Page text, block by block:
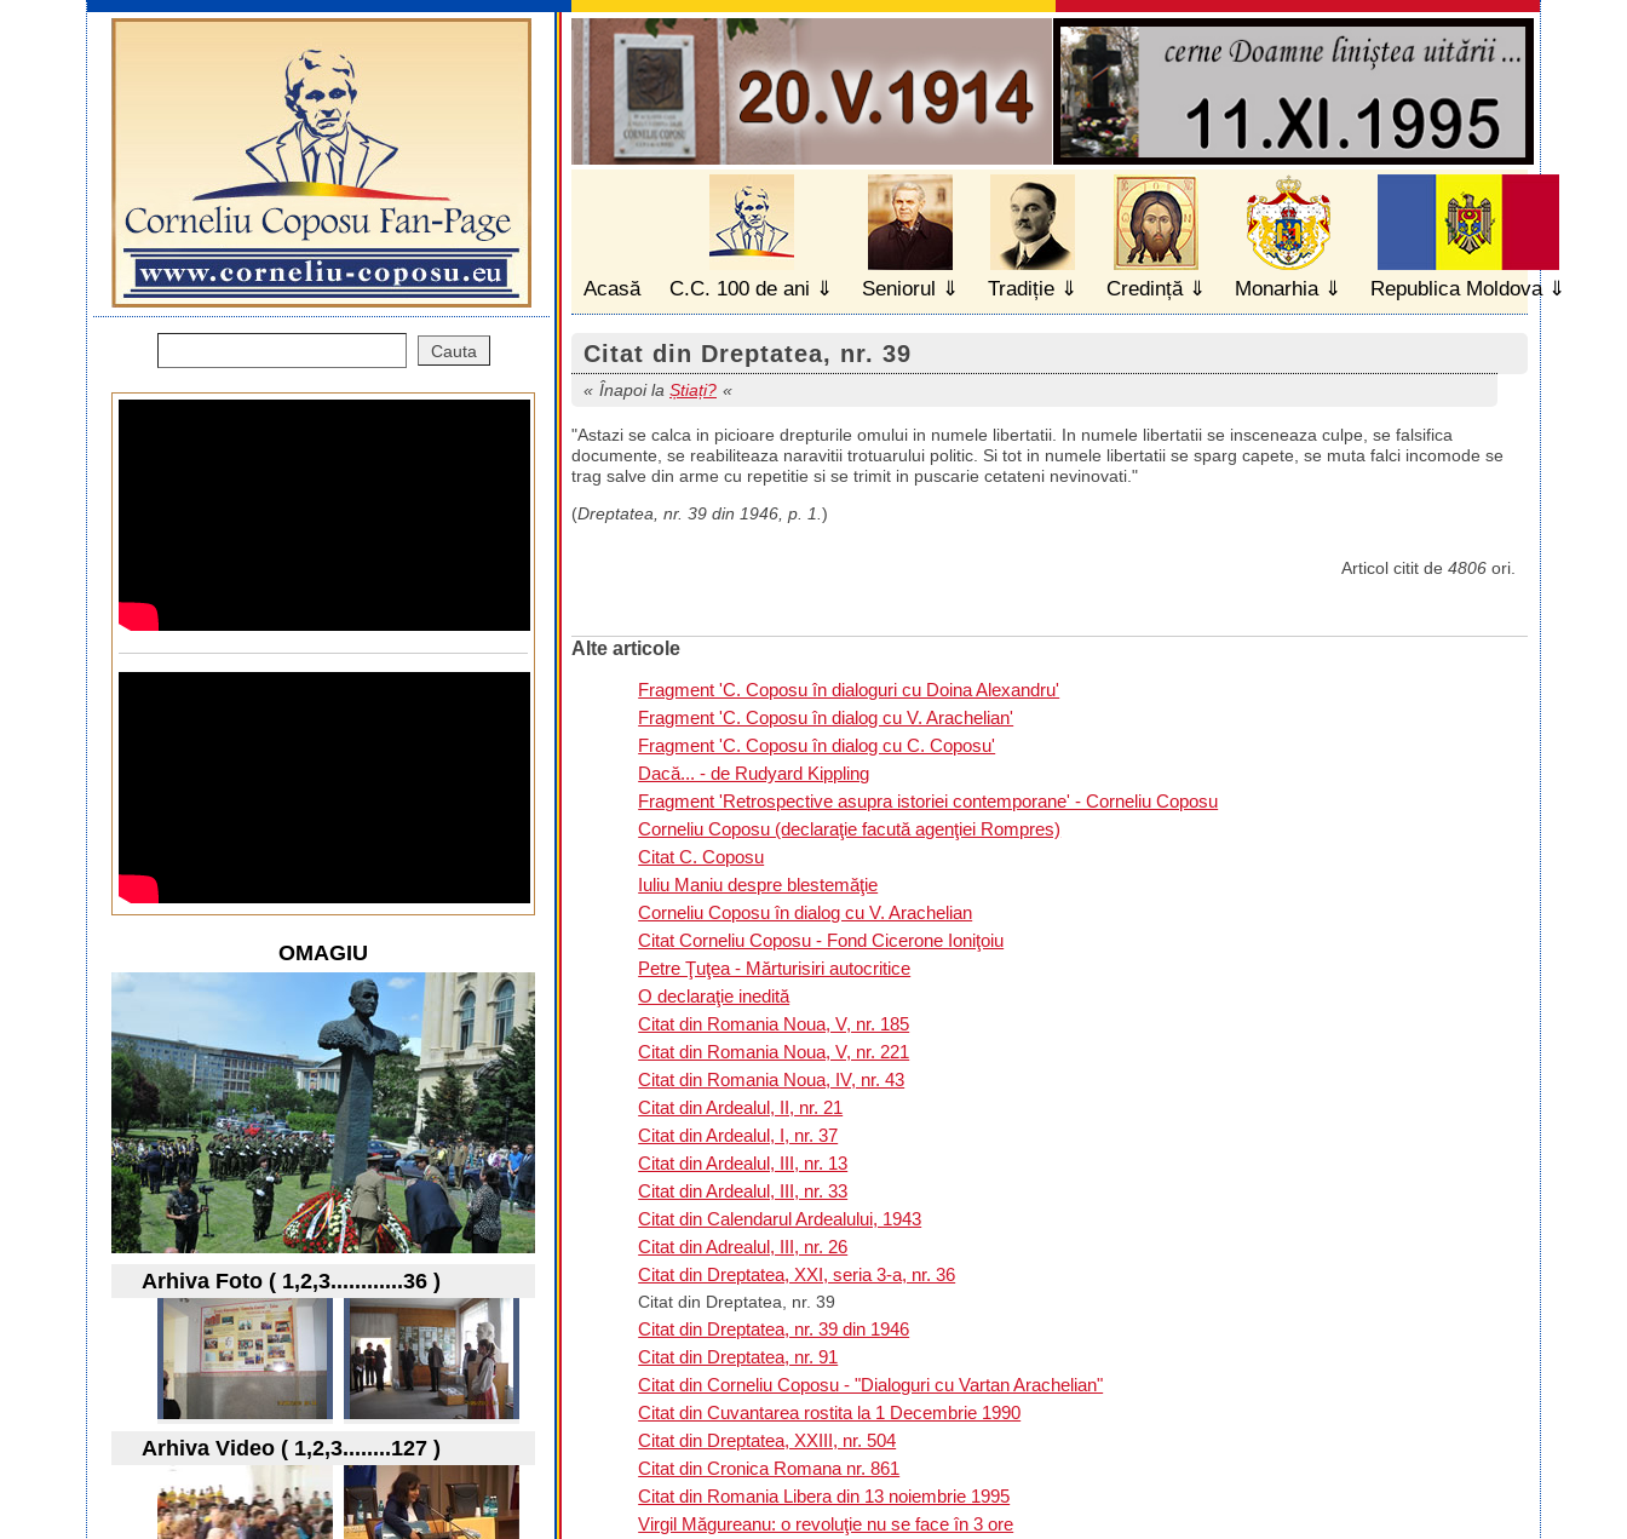
Acasă C.C. 100 de ani Seniorul Tradiție Credință Monarhia Republica Moldova
Citat din Dreptatea, nr. 39
Înapoi la Știați?
"Astazi se calca in picioare drepturile omului in numele libertatii. In numele libertatii se insceneaza culpe, se falsifica
documente, se reabiliteaza naravitii trotuarului politic. Si tot in numele libertatii se sparg capete, se muta falci incomode se
trag salve din arme cu repetitie si se trimit in puscarie cetateni nevinovati."
(Dreptatea, nr. 39 din 1946, p. 1. )
Articol citit de 4806 ori.
Alte articole
Fragment 'C. Coposu în dialoguri cu Doina Alexandru'
Fragment 'C. Coposu în dialog cu V. Arachelian'
Fragment 'C. Coposu în dialog cu C. Coposu'
Dacă... - de Rudyard Kippling
Fragment 'Retrospective asupra istoriei contemporane' - Corneliu Coposu
Corneliu Coposu (declaraţie facută agenţiei Rompres)
Citat C. Coposu
Iuliu Maniu despre blestemăţie
Corneliu Coposu în dialog cu V. Arachelian
Citat Corneliu Coposu - Fond Cicerone Ioniţoiu
Petre Ţuţea - Mărturisiri autocritice
O declaraţie inedită
Citat din Romania Noua, V, nr. 185
Citat din Romania Noua, V, nr. 221
Citat din Romania Noua, IV, nr. 43
Citat din Ardealul, II, nr. 21
Citat din Ardealul, I, nr. 37
Citat din Ardealul, III, nr. 13
Citat din Ardealul, III, nr. 33
Citat din Calendarul Ardealului, 1943
Citat din Adrealul, III, nr. 26
Citat din Dreptatea, XXI, seria 3-a, nr. 36
Citat din Dreptatea, nr. 39
Citat din Dreptatea, nr. 39 din 1946
Citat din Dreptatea, nr. 91
Citat din Corneliu Coposu - "Dialoguri cu Vartan Arachelian"
Citat din Cuvantarea rostita la 1 Decembrie 1990
Citat din Dreptatea, XXIII, nr. 504
Citat din Cronica Romana nr. 861
Citat din Romania Libera din 13 noiembrie 1995
Virgil Măgureanu: o revoluţie nu se face în 3 ore
OMAGIU
Arhiva Foto ( 1,2,3............36 )
Arhiva Video ( 1,2,3........127 )